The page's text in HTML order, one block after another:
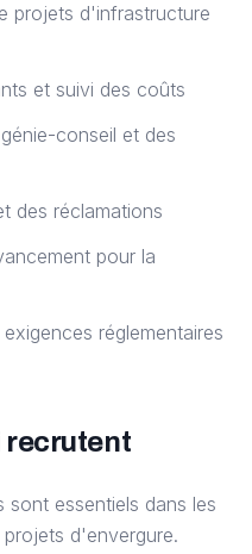
projets d'infrastructure
et suivi des coûts
conseil et des
des réclamations
pour la
réglementaires
recrutent
sont essentiels dans les
d'envergure.